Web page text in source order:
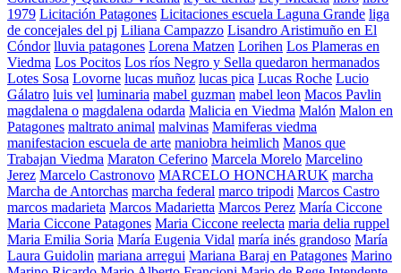
1979 Licitación Patagones Licitaciones escuela Laguna Grande liga
de concejales del pj Liliana Campazzo Lisandro Aristimuño en El
Cóndor lluvia patagones Lorena Matzen Lorihen Los Plameras en
Viedma Los Pocitos Los ríos Negro y Sella quedaron hermanados
Lotes Sosa Lovorne lucas muñoz lucas pica Lucas Roche Lucio
Gálatro luis vel luminaria mabel guzman mabel leon Macos Pavlin
magdalena o magdalena odarda Malicia en Viedma Malón Malon en
Patagones maltrato animal malvinas Mamiferas viedma
manifestacion escuela de arte maniobra heimlich Manos que
Trabajan Viedma Maraton Ceferino Marcela Morelo Marcelino
Jerez Marcelo Castronovo MARCELO HONCHARUK marcha
Marcha de Antorchas marcha federal marco tripodi Marcos Castro
marcos madarieta Marcos Madarietta Marcos Perez María Ciccone
Maria Ciccone Patagones Maria Ciccone reelecta maria delia ruppel
Maria Emilia Soria María Eugenia Vidal maría inés grandoso María
Laura Guidolin mariana arregui Mariana Baraj en Patagones Marino